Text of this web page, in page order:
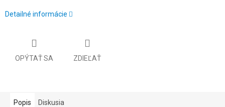
Detailné informácie
OPÝTAŤ SA ZDIEĽAŤ
Popis Diskusia